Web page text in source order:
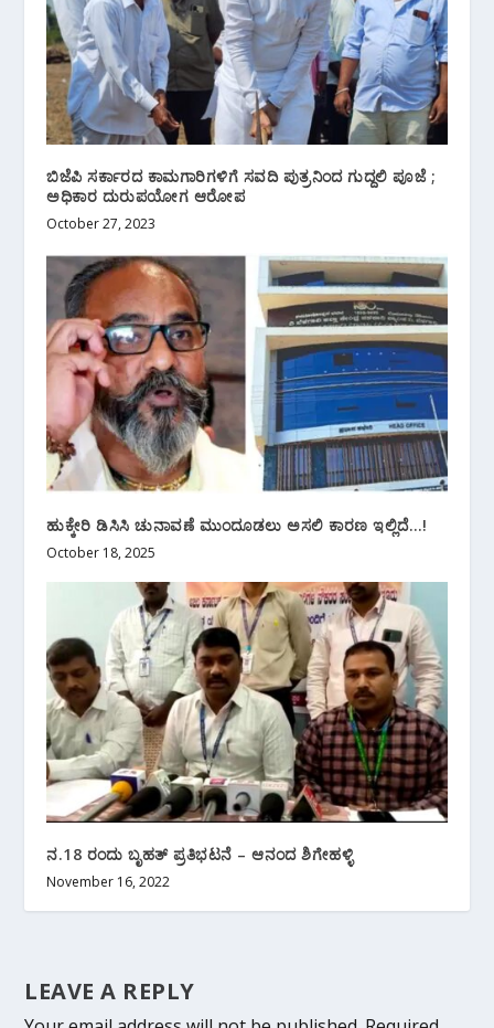
ಬಿಜೆಪಿ ಸರ್ಕಾರದ ಕಾಮಗಾರಿಗಳಿಗೆ ಸವದಿ ಪುತ್ರನಿಂದ ಗುದ್ದಲಿ ಪೂಜೆ ;
ಅಧಿಕಾರ ದುರುಪಯೋಗ ಆರೋಪ
October 27, 2023
ಹುಕ್ಕೇರಿ ಡಿಸಿಸಿ ಚುನಾವಣೆ ಮುಂದೂಡಲು ಅಸಲಿ ಕಾರಣ ಇಲ್ಲಿದೆ…!
October 18, 2025
ನ.18 ರಂದು ಬೃಹತ್ ಪ್ರತಿಭಟನೆ – ಆನಂದ ಶಿಗೇಹಳ್ಳಿ
November 16, 2022
LEAVE A REPLY